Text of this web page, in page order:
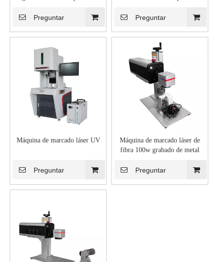
355nm
Preguntar
metal que corta la joyería de oro
Preguntar
Máquina de marcado láser UV
Preguntar
Máquina de marcado láser de
fibra 100w grabado de metal
Preguntar